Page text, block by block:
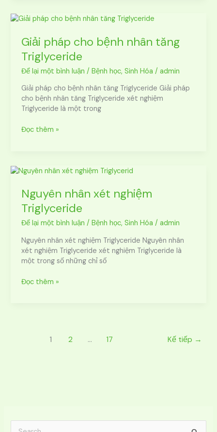
Giải pháp cho bệnh nhân tăng
Triglyceride
Để lại một bình luận /Bệnh học,Sinh Hóa /admin
Giải pháp cho bệnh nhân tăng Triglyceride Giải pháp
cho bệnh nhân tăng Triglyceride xét nghiệm
Triglyceride là một trong
Giải
cho
bệnh
nhân
tăng
Đọc thêm »
Nguyên nhân xét nghiệm
Triglyceride
Để lại một bình luận /Bệnh học,Sinh Hóa /admin
Nguyên nhân xét nghiệm Triglyceride Nguyên nhân
xét nghiệm Triglyceride xét nghiệm Triglyceride là
một trong số những chỉ số
Nguyên
xét
nghiệm
Triglyceride
Đọc thêm »
1 2 … 17 Kế tiếp →